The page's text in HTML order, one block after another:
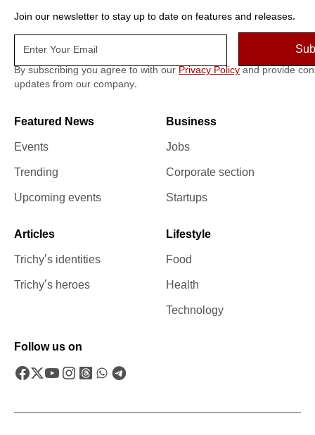
Join our newsletter to stay up to date on features and releases.
By subscribing you agree to with our Privacy Policy and provide
updates from our company.
Featured News
Events
Trending
Upcoming events
Business
Jobs
Corporate section
Startups
Articles
Trichy’s identities
Trichy’s heroes
Lifestyle
Food
Health
Technology
Follow us on